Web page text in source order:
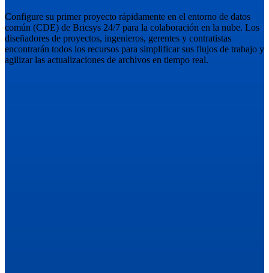
Configure su primer proyecto rápidamente en el entorno de datos
común (CDE) de Bricsys 24/7 para la colaboración en la nube. Los
diseñadores de proyectos, ingenieros, gerentes y contratistas
encontrarán todos los recursos para simplificar sus flujos de trabajo y
agilizar las actualizaciones de archivos en tiempo real.